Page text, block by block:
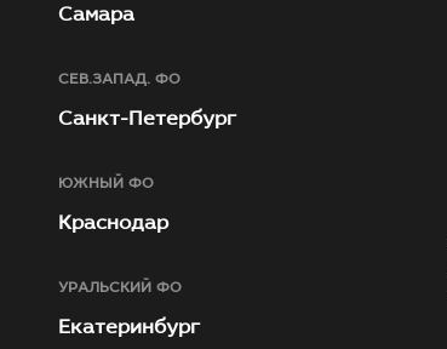
Самара
СЕВ.ЗАПАД. ФО
Санкт-Петербург
ЮЖНЫЙ ФО
Краснодар
УРАЛЬСКИЙ ФО
Екатеринбург